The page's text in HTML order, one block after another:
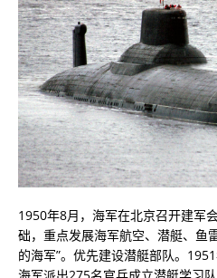
1950年8月，海军在北京召开建军
础，重点发展海军航空、潜艇、鱼
的海军”。优先建设潜艇部队。